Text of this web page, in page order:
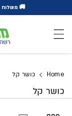
🚚 משלוח חינם
Home כושר קל
כושר קל